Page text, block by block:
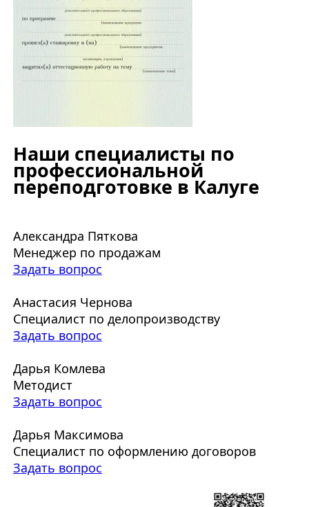
Наши специалисты по
профессиональной
переподготовке в Калуге
Александра Пяткова
Менеджер по продажам
Задать вопрос
Анастасия Чернова
Специалист по делопроизводству
Задать вопрос
Дарья Комлева
Методист
Задать вопрос
Дарья Максимова
Специалист по оформлению договоров
Задать вопрос